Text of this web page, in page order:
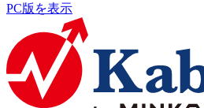
PC版を表示